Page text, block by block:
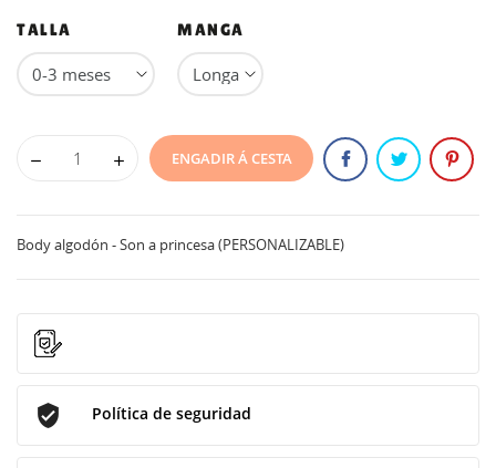
TALLA MANGA
ENGADIR Á CESTA
Body algodón - Son a princesa (PERSONALIZABLE)
Política de seguridad